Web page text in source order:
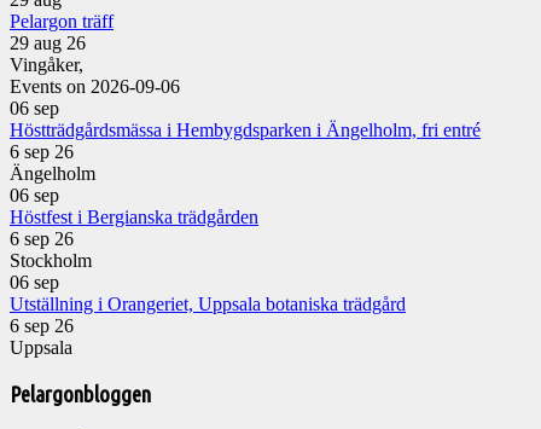
Pelargon träff
29 aug 26
Vingåker,
Events on 2026-09-06
06 sep
Höstträdgårdsmässa i Hembygdsparken i Ängelholm, fri entré
6 sep 26
Ängelholm
06 sep
Höstfest i Bergianska trädgården
6 sep 26
Stockholm
06 sep
Utställning i Orangeriet, Uppsala botaniska trädgård
6 sep 26
Uppsala
Pelargonbloggen